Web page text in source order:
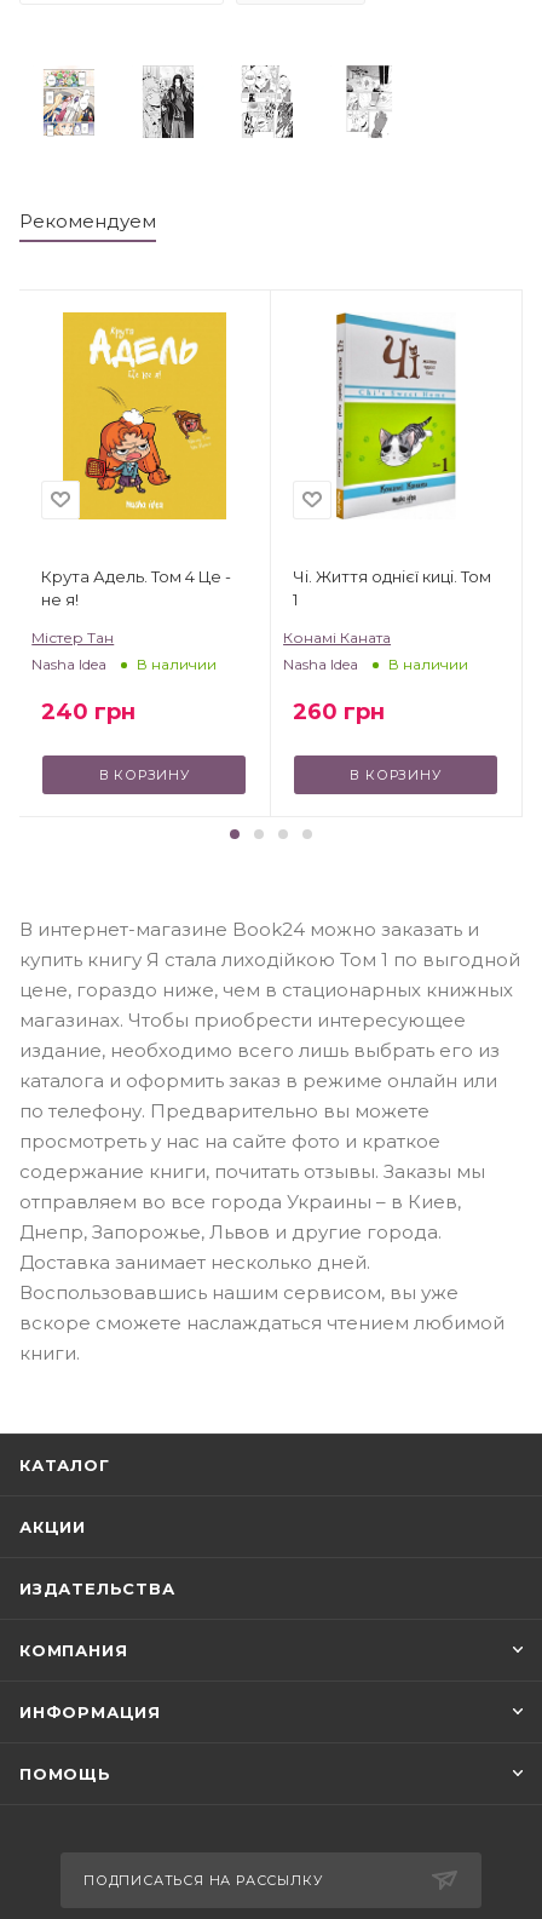
Рекомендуем
Крута Адель. Том 4 Це -
не я!
Містер Тан
Nasha Idea
В наличии
240 грн
В КОРЗИНУ
Чі. Життя однієї киці. Том
1
Конамі Каната
Nasha Idea
В наличии
260 грн
В КОРЗИНУ
В интернет-магазине Book24 можно заказать и
купить книгу Я стала лиходійкою Том 1 по выгодной
цене, гораздо ниже, чем в стационарных книжных
магазинах. Чтобы приобрести интересующее
издание, необходимо всего лишь выбрать его из
каталога и оформить заказ в режиме онлайн или
по телефону. Предварительно вы можете
просмотреть у нас на сайте фото и краткое
содержание книги, почитать отзывы. Заказы мы
отправляем во все города Украины – в Киев,
Днепр, Запорожье, Львов и другие города.
Доставка занимает несколько дней.
Воспользовавшись нашим сервисом, вы уже
вскоре сможете наслаждаться чтением любимой
книги.
КАТАЛОГ
АКЦИИ
ИЗДАТЕЛЬСТВА
КОМПАНИЯ
ИНФОРМАЦИЯ
ПОМОЩЬ
ПОДПИСАТЬСЯ НА РАССЫЛКУ